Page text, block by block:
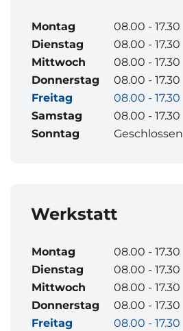
Montag
08.00 - 17.30
Dienstag
08.00 - 17.30
Mittwoch
08.00 - 17.30
Donnerstag
08.00 - 17.30
Freitag
08.00 - 17.30
Samstag
08.00 - 17.30
Sonntag
Geschlossen
Werkstatt
Montag
08.00 - 17.30
Dienstag
08.00 - 17.30
Mittwoch
08.00 - 17.30
Donnerstag
08.00 - 17.30
Freitag
08.00 - 17.30